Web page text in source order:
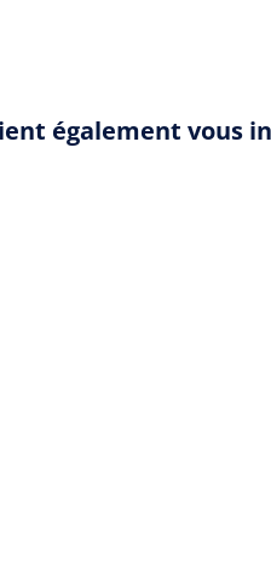
également vous